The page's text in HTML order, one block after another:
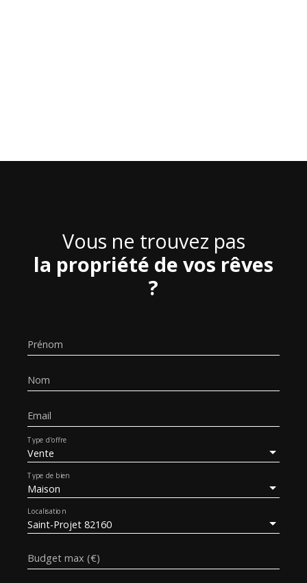
Vous ne trouvez pas
la propriété de vos rêves
?
Prénom
Nom
Email
Vente
Type d'offre
Maison
Type de bien
Saint-Projet 82160
Localisation
Budget max (€)